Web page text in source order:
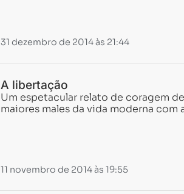
31 dezembro de 2014 às 21:44
A libertação
Um espetacular relato de coragem
maiores males da vida moderna com
11 novembro de 2014 às 19:55